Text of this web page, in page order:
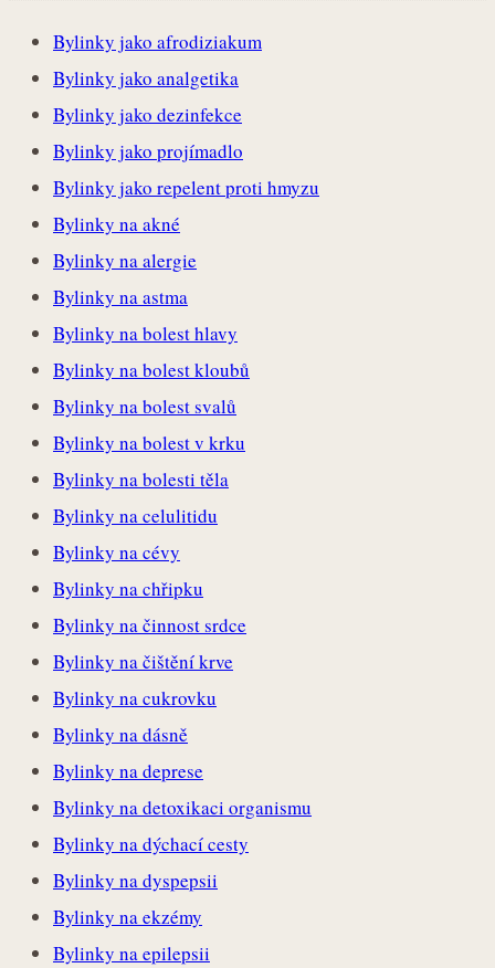
Bylinky jako afrodiziakum
Bylinky jako analgetika
Bylinky jako dezinfekce
Bylinky jako projímadlo
Bylinky jako repelent proti hmyzu
Bylinky na akné
Bylinky na alergie
Bylinky na astma
Bylinky na bolest hlavy
Bylinky na bolest kloubů
Bylinky na bolest svalů
Bylinky na bolest v krku
Bylinky na bolesti těla
Bylinky na celulitidu
Bylinky na cévy
Bylinky na chřipku
Bylinky na činnost srdce
Bylinky na čištění krve
Bylinky na cukrovku
Bylinky na dásně
Bylinky na deprese
Bylinky na detoxikaci organismu
Bylinky na dýchací cesty
Bylinky na dyspepsii
Bylinky na ekzémy
Bylinky na epilepsii